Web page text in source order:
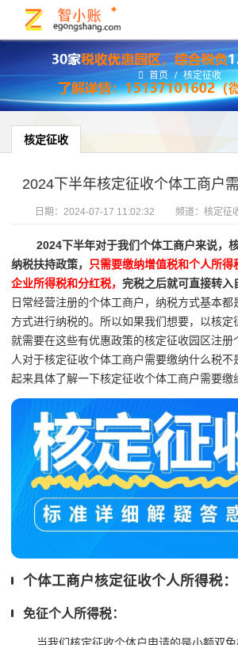
首页 / 核定征收
核定征收
2024下半年核定征收个体工商户
日期： 2024-07-17 11:02:32 频道： 核定征
2024下半年对于我们个体工商户来说，
纳税扶持政策，
只需要缴纳增值税和个人所
企业所得税和分红税， 完税之后就可直接转入
日常经营注册的个体工商户，纳税方式基本都
方式进行纳税的。所以如果我们想要，以核定
就需要在这些有优惠政策的核定征收园区注册
人对于核定征收个体工商户需要缴纳什么税
起来具体了解一下核定征收个体工商户需要缴
个体工商户核定征收个人所得税：
免征个人所得税：